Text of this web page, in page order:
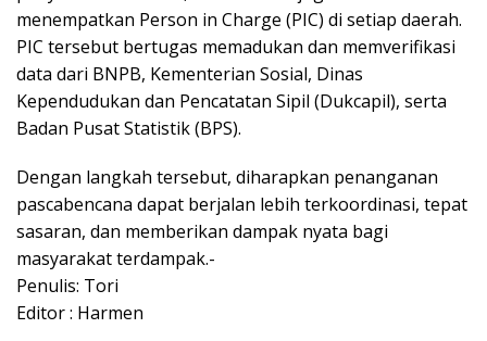
menempatkan Person in Charge (PIC) di setiap daerah.
PIC tersebut bertugas memadukan dan memverifikasi
data dari BNPB, Kementerian Sosial, Dinas
Kependudukan dan Pencatatan Sipil (Dukcapil), serta
Badan Pusat Statistik (BPS).
Dengan langkah tersebut, diharapkan penanganan
pascabencana dapat berjalan lebih terkoordinasi, tepat
sasaran, dan memberikan dampak nyata bagi
masyarakat terdampak.-
Penulis: Tori
Editor : Harmen